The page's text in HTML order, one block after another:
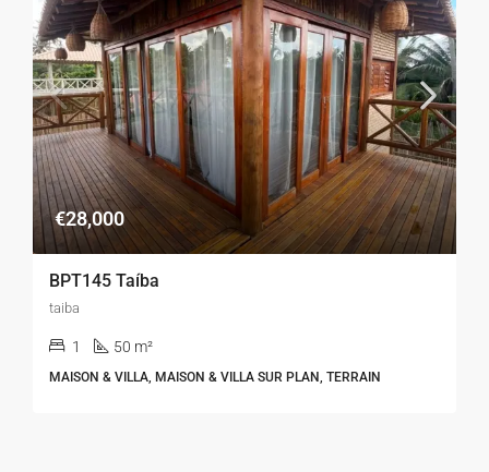
€28,000
BPT145 Taíba
taiba
1 50 m²
MAISON & VILLA, MAISON & VILLA SUR PLAN, TERRAIN